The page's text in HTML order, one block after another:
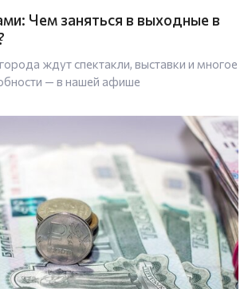
Чем заняться в выходные в
ждут спектакли, выставки и многое
— в нашей афише